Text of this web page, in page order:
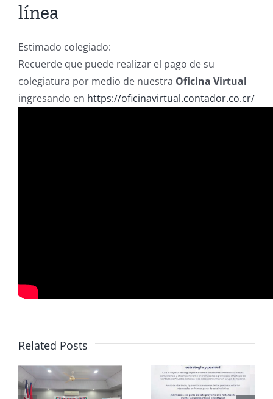
línea
Estimado colegiado:
Recuerde que puede realizar el pago de su
colegiatura por medio de nuestra Oficina Virtual
ingresando en https://oficinavirtual.contador.co.cr/
Related Posts